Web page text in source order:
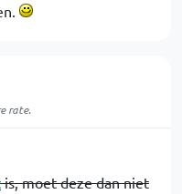
rate.
is, moet deze dan niet